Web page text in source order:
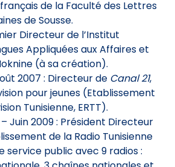
de la Faculté des Lettres
de Sousse.
Directeur de l’Institut
Appliquées aux Affaires et
(à sa création).
2007 : Directeur de Canal 21,
pour jeunes (Etablissement
Tunisienne, ERTT).
Juin 2009 : Président Directeur
de la Radio Tunisienne
service public avec 9 radios :